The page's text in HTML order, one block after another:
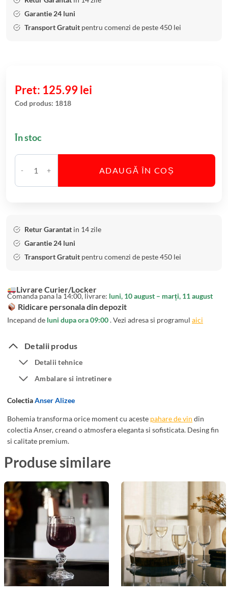
t
h
V
B
o
m
s
e
l
z
e
6
1
0
m
Garantie 24 luni
Transport Gratuit pentru comenzi de peste 450 lei
125.99lei
Cod produs: 1818
În stoc
C
a
i
t
P
a
r
V
i
B
o
h
e
i
a
A
n
r
A
l
i
ADAUGĂ ÎN COȘ
Retur Garantat in 14 zile
Garantie 24 luni
Transport Gratuit pentru comenzi de peste 450 lei
Livrare Curier/Locker
Comanda pana la 14:00, livrare: luni, 10 august – marți, 11 august
Ridicare personala din depozit
Incepand de luni dupa ora 09:00. Vezi adresa si programul aici
Detalii produs
Detalii tehnice
Ambalare si intretinere
ColectiaAnser Alizee
Bohemia transforma orice moment cu aceste pahare de vin din
colectia Anser, creand o atmosfera eleganta si sofisticata. Desing fin
si calitate premium.
Produse similare